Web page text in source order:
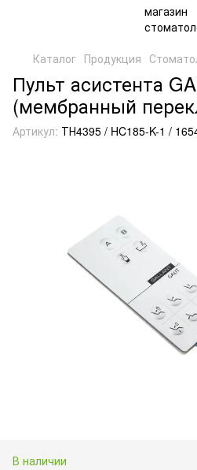
Каталог Продукция
Пульт асистента
(мембранный
Артикул: ТН4395 / HC185-K-1 /
В наличии